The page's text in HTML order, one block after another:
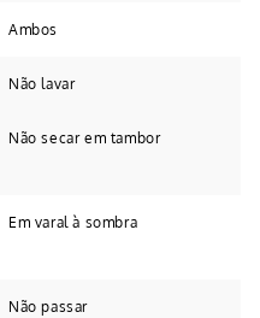
Ambos
Não lavar
Não secar em tambor
Em varal à sombra
Não passar